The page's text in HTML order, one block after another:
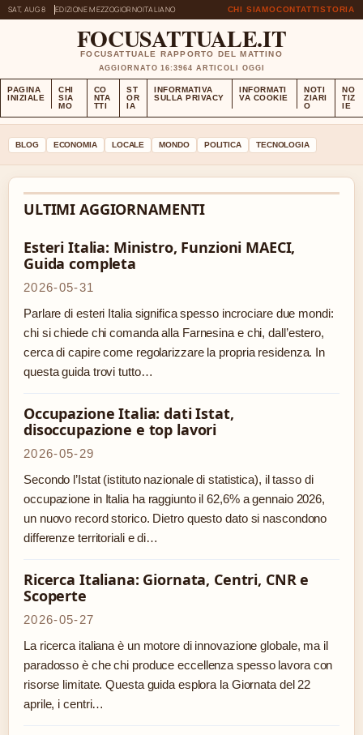
SAT, AUG 8 EDIZIONE MEZZOGIORNOITALIANO CHI SIAMOCONTATTISTORIA
FOCUSATTUALE.IT
FOCUSATTUALE RAPPORTO DEL MATTINO
AGGIORNATO 16:3964 ARTICOLI OGGI
PAGINA
INIZIALE
CHI
SIA
MO
CO
NTA
TTI
ST
OR
IA
INFORMATIVA
SULLA PRIVACY
INFORMATI
VA COOKIE
NOTI
ZIARI
O
NO
TIZ
IE
BLOG ECONOMIA LOCALE MONDO POLITICA TECNOLOGIA
ULTIMI AGGIORNAMENTI
Esteri Italia: Ministro, Funzioni MAECI,
Guida completa
2026-05-31
Parlare di esteri Italia significa spesso incrociare due mondi:
chi si chiede chi comanda alla Farnesina e chi, dall’estero,
cerca di capire come regolarizzare la propria residenza. In
questa guida trovi tutto…
Occupazione Italia: dati Istat,
disoccupazione e top lavori
2026-05-29
Secondo l’Istat (istituto nazionale di statistica), il tasso di
occupazione in Italia ha raggiunto il 62,6% a gennaio 2026,
un nuovo record storico. Dietro questo dato si nascondono
differenze territoriali e di…
Ricerca Italiana: Giornata, Centri, CNR e
Scoperte
2026-05-27
La ricerca italiana è un motore di innovazione globale, ma il
paradosso è che chi produce eccellenza spesso lavora con
risorse limitate. Questa guida esplora la Giornata del 22
aprile, i centri…